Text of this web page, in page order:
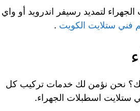
لتمديد رسيفر اندرويد أو واي
فني ستلايت الكويت .
نحن نؤمن لك خدمات تركيب كل
ستلايت اسطبلات الجهراء.